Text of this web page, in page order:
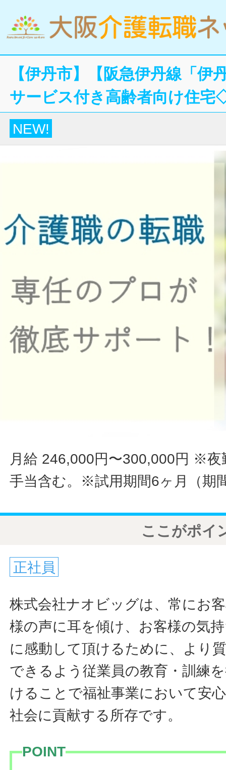
【伊丹市】【阪急伊丹線「伊
サービス付き高齢者向け住宅
NEW!
月給 246,000円〜300,000円 ※夜
手当含む。※試用期間6ヶ月（期
ここがポイ
正社員
株式会社ナオビッグは、常にお
様の声に耳を傾け、お客様の気
に感動して頂けるために、より
できるよう従業員の教育・訓練
けることで福祉事業において安
社会に貢献する所存です。
POINT